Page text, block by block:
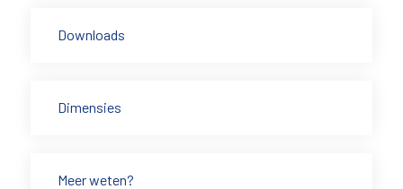
Downloads
Dimensies
Meer weten?